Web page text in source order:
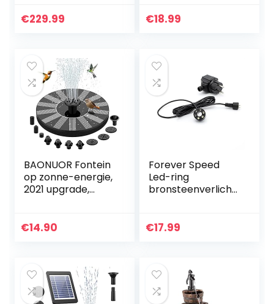
fontein,
€229.99
zonne-energie,
€18.99
BAONUOR Fontein
op zonne-energie,
2021 upgrade,
met 11 effecten,
€14.90
Forever Speed
Led-ring
bronsteenverlichti
,waterfontein,
€17.99